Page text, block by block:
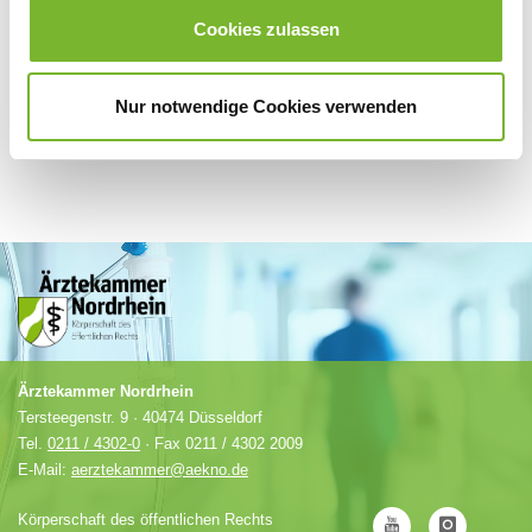
Cookies zulassen
Nur notwendige Cookies verwenden
Ärztekammer Nordrhein
Tersteegenstr. 9 · 40474 Düsseldorf
Tel. 0211 / 4302-0 · Fax 0211 / 4302 2009
E-Mail: aerztekammer@aekno.de
Körperschaft des öffentlichen Rechts